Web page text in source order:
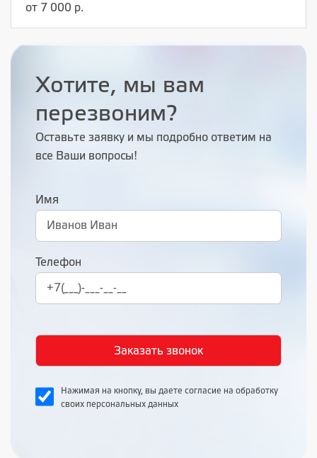
от 7 000 р.
Хотите, мы вам
перезвоним?
Оставьте заявку и мы подробно ответим на
все Ваши вопросы!
Имя
Телефон
Нажимая на кнопку, вы даете согласие на обработку
своих персональных данных